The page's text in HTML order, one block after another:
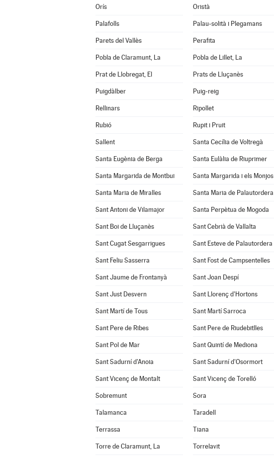
Orís Oristà
Palafolls Palau-solità i Plegamans
Parets del Vallès Perafita
Pobla de Claramunt, La Pobla de Lillet, La
Prat de Llobregat, El Prats de Lluçanès
Puigdàlber Puig-reig
Rellinars Ripollet
Rubió Rupit i Pruit
Sallent Santa Cecília de Voltregà
Santa Eugènia de Berga Santa Eulàlia de Riuprimer
Santa Margarida de Montbui Santa Margarida i els Monjos
Santa Maria de Miralles Santa Maria de Palautordera
Sant Antoni de Vilamajor Santa Perpètua de Mogoda
Sant Boi de Lluçanès Sant Cebrià de Vallalta
Sant Cugat Sesgarrigues Sant Esteve de Palautordera
Sant Feliu Sasserra Sant Fost de Campsentelles
Sant Jaume de Frontanyà Sant Joan Despí
Sant Just Desvern Sant Llorenç d'Hortons
Sant Martí de Tous Sant Martí Sarroca
Sant Pere de Ribes Sant Pere de Riudebitlles
Sant Pol de Mar Sant Quintí de Mediona
Sant Sadurní d'Anoia Sant Sadurní d'Osormort
Sant Vicenç de Montalt Sant Vicenç de Torelló
Sobremunt Sora
Talamanca Taradell
Terrassa Tiana
Torre de Claramunt, La Torrelavit